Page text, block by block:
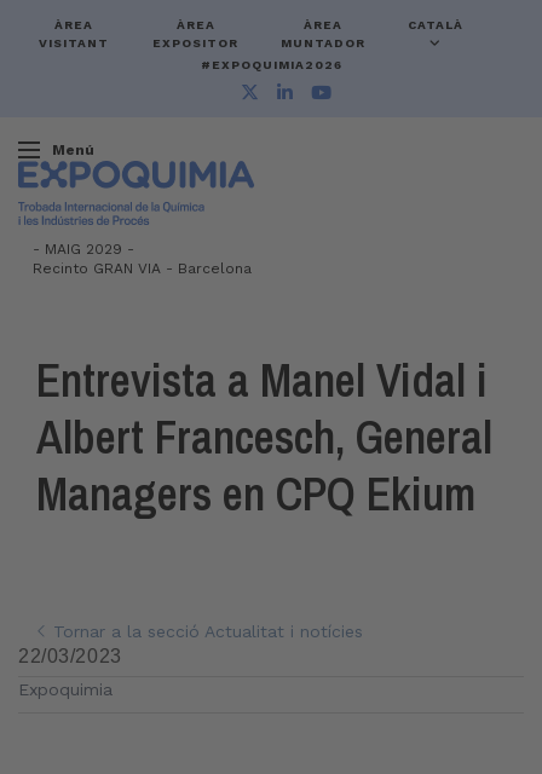
ÀREA
VISITANT
ÀREA
EXPOSITOR
ÀREA
MUNTADOR
CATALÀ
#EXPOQUIMIA2026
Menú
- MAIG 2029 -
Recinto GRAN VIA - Barcelona
Entrevista a Manel Vidal i
Albert Francesch, General
Managers en CPQ Ekium
Tornar a la secció Actualitat i notícies
22/03/2023
Expoquimia